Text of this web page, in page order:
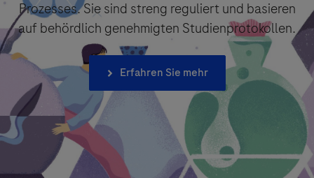
Prozesses. Sie sind streng reguliert und basieren
auf behördlich genehmigten Studienprotokollen.
Erfahren Sie mehr